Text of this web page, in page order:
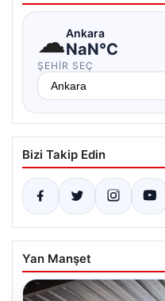
☁Ankara
NaN°C
ŞEHIR SEÇ
Bizi Takip Edin
Yan Manşet